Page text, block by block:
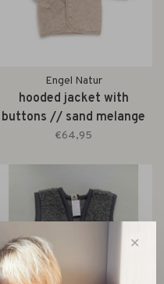
Engel Natur
hooded jacket with
buttons // sand melange
€64,95
✕